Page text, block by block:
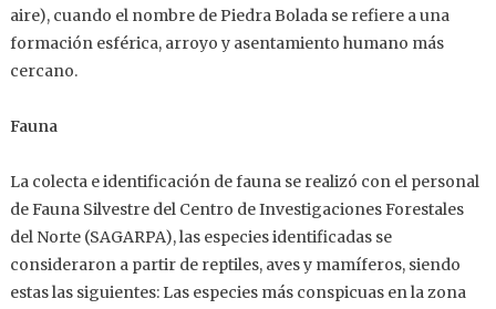
aire), cuando el nombre de Piedra Bolada se refiere a una
formación esférica, arroyo y asentamiento humano más
cercano.
Fauna
La colecta e identificación de fauna se realizó con el personal
de Fauna Silvestre del Centro de Investigaciones Forestales
del Norte (SAGARPA), las especies identificadas se
consideraron a partir de reptiles, aves y mamíferos, siendo
estas las siguientes: Las especies más conspicuas en la zona